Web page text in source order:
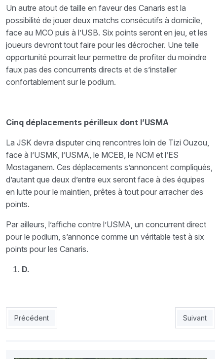
Un autre atout de taille en faveur des Canaris est la
possibilité de jouer deux matchs consécutifs à domicile,
face au MCO puis à l’USB. Six points seront en jeu, et les
joueurs devront tout faire pour les décrocher. Une telle
opportunité pourrait leur permettre de profiter du moindre
faux pas des concurrents directs et de s’installer
confortablement sur le podium.
Cinq déplacements périlleux dont l’USMA
La JSK devra disputer cinq rencontres loin de Tizi Ouzou,
face à l’USMK, l’USMA, le MCEB, le NCM et l’ES
Mostaganem. Ces déplacements s’annoncent compliqués,
d’autant que deux d’entre eux seront face à des équipes
en lutte pour le maintien, prêtes à tout pour arracher des
points.
Par ailleurs, l’affiche contre l’USMA, un concurrent direct
pour le podium, s’annonce comme un véritable test à six
points pour les Canaris.
D.
Article précédent : MCO : Le Mouloudia songe à Zabana
Précédent Article
Suivant